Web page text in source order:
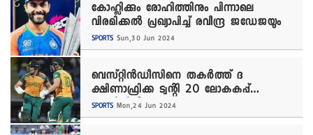
കോഹ്ലിക്കും രോഹിത്തിനും പിന്നാലെ
വിരമിക്കൽ പ്രഖ്യാപിച്ച് രവീന്ദ്ര ജഡേജയും
SPORTS Sun,30 Jun 2024
വെസ്റ്റിൻഡീസിനെ തകർത്ത് ദ​
ക്ഷിണാഫ്രിക്ക ട്വന്റി 20 ലോകകപ്പ്
സെമിയിൽ
SPORTS Mon,24 Jun 2024